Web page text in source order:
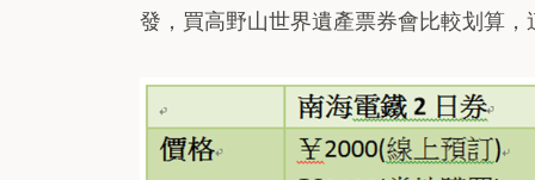
發，買高野山世界遺產票券會比較划算